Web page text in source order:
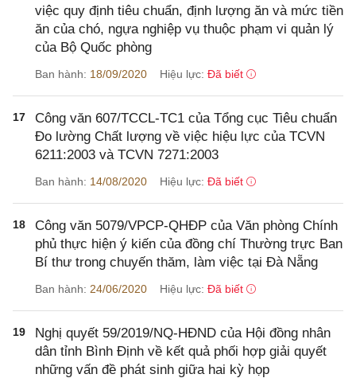
việc quy định tiêu chuẩn, định lượng ăn và mức tiền
ăn của chó, ngựa nghiệp vụ thuộc phạm vi quản lý
của Bộ Quốc phòng
Ban hành: 18/09/2020 Hiệu lực: Đã biết
17
Công văn 607/TCCL-TC1 của Tổng cục Tiêu chuẩn
Đo lường Chất lượng về việc hiệu lực của TCVN
6211:2003 và TCVN 7271:2003
Ban hành: 14/08/2020 Hiệu lực: Đã biết
18
Công văn 5079/VPCP-QHĐP của Văn phòng Chính
phủ thực hiện ý kiến của đồng chí Thường trực Ban
Bí thư trong chuyến thăm, làm việc tại Đà Nẵng
Ban hành: 24/06/2020 Hiệu lực: Đã biết
19
Nghị quyết 59/2019/NQ-HĐND của Hội đồng nhân
dân tỉnh Bình Định về kết quả phối hợp giải quyết
những vấn đề phát sinh giữa hai kỳ họp